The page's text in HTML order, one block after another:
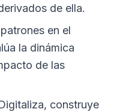
de ella.
en el
la dinámica
de las
construye